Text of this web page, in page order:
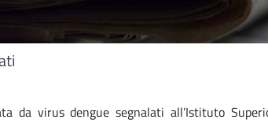
da virus dengue segnalati all’Istituto